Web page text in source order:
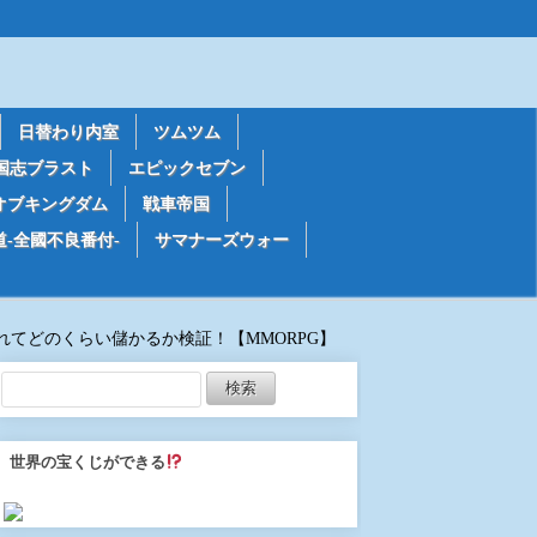
日替わり内室
ツムツム
志ブラスト
エピックセブン
ブキングダム
戦車帝国
-全國不良番付-
サマナーズウォー
どのくらい儲かるか検証！【MMORPG】
世界の宝くじができる